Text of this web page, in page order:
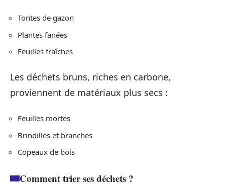
Tontes de gazon
Plantes fanées
Feuilles fraîches
Les déchets bruns, riches en carbone,
proviennent de matériaux plus secs :
Feuilles mortes
Brindilles et branches
Copeaux de bois
Comment trier ses déchets ?